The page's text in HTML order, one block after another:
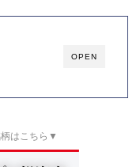
OPEN
はこちら▼